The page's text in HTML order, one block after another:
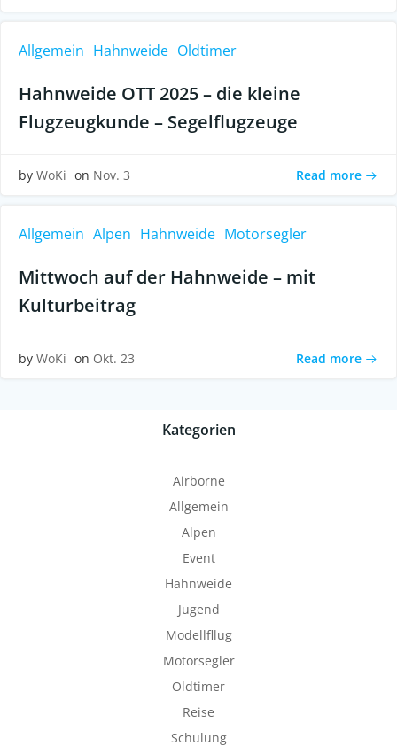
Allgemein Hahnweide Oldtimer
Hahnweide OTT 2025 – die kleine
Flugzeugkunde – Segelflugzeuge
by WoKi on Nov. 3 Read more
Allgemein Alpen Hahnweide Motorsegler
Mittwoch auf der Hahnweide – mit
Kulturbeitrag
by WoKi on Okt. 23 Read more
Kategorien
Airborne
Allgemein
Alpen
Event
Hahnweide
Jugend
Modellfllug
Motorsegler
Oldtimer
Reise
Schulung